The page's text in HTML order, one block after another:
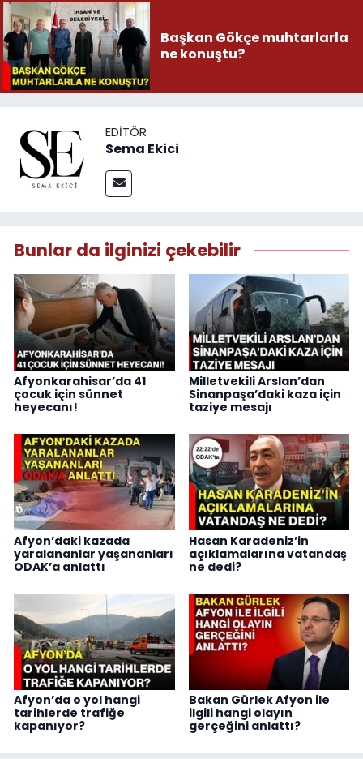
Başkan Gökçe muhtarlarla
ne konuştu?
EDITÖR
Sema Ekici
Bunlar da ilginizi çekebilir
Afyonkarahisar’da 41
çocuk için sünnet
heyecanı!
Milletvekili Arslan’dan
Sinanpaşa’daki kaza için
taziye mesajı
Afyon’daki kazada
yaralananlar yaşananları
ODAK’a anlattı
Hasan Karadeniz’in
açıklamalarına vatandaş
ne dedi?
Afyon’da o yol hangi
tarihlerde trafiğe
kapanıyor?
Bakan Gürlek Afyon ile
ilgili hangi olayın
gerçeğini anlattı?